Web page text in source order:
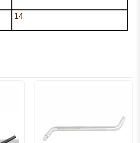
14